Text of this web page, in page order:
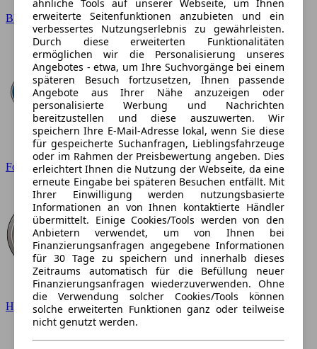
BMW
Ford
Hyundai
ähnliche Tools auf unserer Webseite, um Ihnen
erweiterte Seitenfunktionen anzubieten und ein
verbessertes Nutzungserlebnis zu gewährleisten.
Durch diese erweiterten Funktionalitäten
ermöglichen wir die Personalisierung unseres
Angebotes - etwa, um Ihre Suchvorgänge bei einem
späteren Besuch fortzusetzen, Ihnen passende
Angebote aus Ihrer Nähe anzuzeigen oder
personalisierte Werbung und Nachrichten
bereitzustellen und diese auszuwerten. Wir
speichern Ihre E-Mail-Adresse lokal, wenn Sie diese
für gespeicherte Suchanfragen, Lieblingsfahrzeuge
oder im Rahmen der Preisbewertung angeben. Dies
erleichtert Ihnen die Nutzung der Webseite, da eine
erneute Eingabe bei späteren Besuchen entfällt. Mit
Ihrer Einwilligung werden nutzungsbasierte
Informationen an von Ihnen kontaktierte Händler
übermittelt. Einige Cookies/Tools werden von den
Anbietern verwendet, um von Ihnen bei
Finanzierungsanfragen angegebene Informationen
für 30 Tage zu speichern und innerhalb dieses
Zeitraums automatisch für die Befüllung neuer
Finanzierungsanfragen wiederzuverwenden. Ohne
die Verwendung solcher Cookies/Tools können
solche erweiterten Funktionen ganz oder teilweise
nicht genutzt werden.